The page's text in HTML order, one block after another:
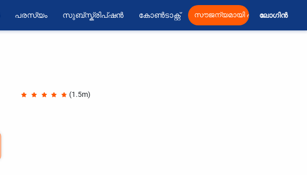
പരസ്യം സുബ്സ്ക്രിപ്ഷൻ കോൺടാക്റ്റ് സൗജന്യമായി ലോഗിൻ
(1.5m)